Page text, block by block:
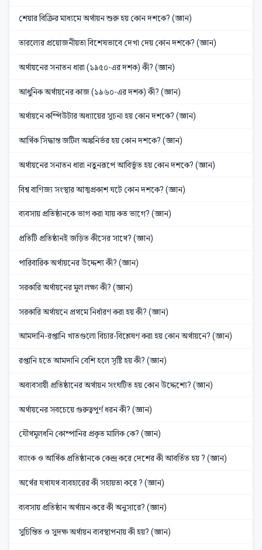
শেয়ার বিক্রির মাধ্যমে অর্থায়ন শুরু হয় কোন দশকে? (জ্ঞান)
তারল্যের প্রয়োজনীয়তা বিশেষভাবে দেখা দেয় কোন দশকে? (জ্ঞান)
অর্থায়নের সনাতন ধারা (১৯৫০-এর দশক) কী? (জ্ঞান)
আধুনিক অর্থায়নের কাজ (১৯৬০-এর দশক) কী? (জ্ঞান)
অর্থায়নে কম্পিউটার অধ্যায়ের সূচনা হয় কোন দশকে? (জ্ঞান)
আর্থিক সিদ্ধান্ত জটিল অঙ্কনির্ভর হয় কোন দশকে? (জ্ঞান)
অর্থায়নের সনাতন ধারা নতুনরূপে আবির্ভূত হয় কোন দশকে? (জ্ঞান)
বিশ্ব বাণিজ্য সংস্থার আত্মপ্রকাশ ঘটে কোন দশকে? (জ্ঞান)
ব্যবসায় প্রতিষ্ঠানকে ভাগ করা যায় কত ভাগে? (জ্ঞান)
প্রতিটি প্রতিষ্ঠানই জড়িত কীসের সাথে? (জ্ঞান)
পারিবারিক অর্থায়নের উদ্দেশ্য কী? (জ্ঞান)
সরকারি অর্থায়নের মূল লক্ষ্য কী? (জ্ঞান)
সরকারি অর্থায়নে প্রথমে নির্ধারণ করা হয় কী? (জ্ঞান)
আমদানি-রপ্তানি খাতগুলো বিচার-বিশ্লেষণ করা হয় কোন অর্থায়নে? (জ্ঞান)
রপ্তানি হতে আমদানি বেশি হলে সৃষ্টি হয় কী? (জ্ঞান)
অব্যবসায়ী প্রতিষ্ঠানের অর্থায়ন সংঘটিত হয় কোন উদ্দেশ্যে? (জ্ঞান)
অর্থায়নের সবচেয়ে গুরুত্বপূর্ণ ধরন কী? (জ্ঞান)
যৌথমূলধনি কোম্পানির প্রকৃত মালিক কে? (জ্ঞান)
ব্যাংক ও আর্থিক প্রতিষ্ঠানকে কেন্দ্র করে দেশের কী আবর্তিত হয় ? (জ্ঞান)
অর্থের যথাযথ ব্যবহারের কী সহায়তা করে ? (জ্ঞান)
ব্যবসায় প্রতিষ্ঠান অর্থায়ন করে কী অনুসারে? (জ্ঞান)
সুচিন্তিত ও সুদক্ষ অর্থায়ন ব্যবস্থাপনায় কী হয়? (জ্ঞান)